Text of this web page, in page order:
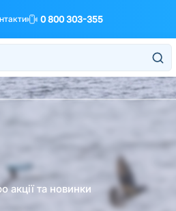
0 800 303-355
акції та новинки